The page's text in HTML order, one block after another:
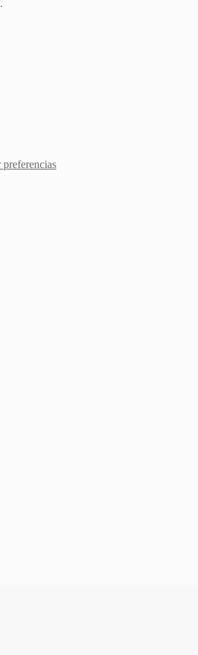
preferencias